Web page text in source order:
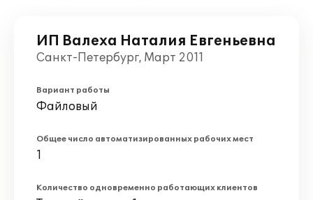
ИП Валеха Наталия Евгеньевна
Санкт-Петербург, Март 2011
Вариант работы
Файловый
Общее число автоматизированных рабочих мест
1
Количество одновременно работающих клиентов